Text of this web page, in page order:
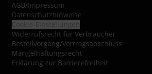
AGB/Impressum
Datenschutzhinweise
Widerrufsrecht für Verbraucher
Bestellvorgang/Vertragsabschluss
Mängelhaftungsrecht
Erklärung zur Barrierefreiheit